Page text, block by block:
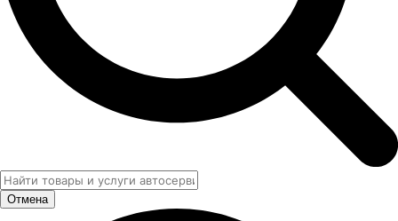
Отмена